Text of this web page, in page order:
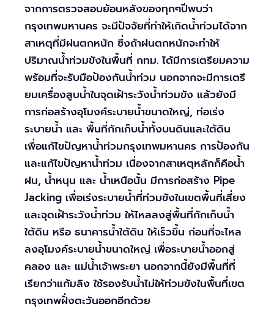
จากการตรวจสอบย้อนหลังของทุกๆปีพบว่า
กรุงเทพมหานคร จะมีปัจจัยที่ทำให้เกิดน้ำท่วมได้จาก
สาเหตุที่มีฝนตกหนัก ซึ่งถ้าฝนตกหนักจะทำให้
ปริมาณน้ำท่วมขังในพื้นที่ กทม. ได้มีการเตรียมความ
พร้อมที่จะรับมือป้องกันน้ำท่วม นอกจากจะมีการเตรี
ยมเครื่องสูบน้ำในจุดเฝ้าระวังน้ำท่วมขัง แล้วยังมี
การก่อสร้างอุโมงค์ระบายน้ำขนาดใหญ่, ท่อเร่ง
ระบายน้ำ และ พื้นที่กักเก็บน้ำทั้งบนดินและใต้ดิน
เพื่อแก้ไขปัญหาน้ำท่วมกรุงเทพมหานคร การป้องกัน
และแก้ไขปัญหาน้ำท่วม เนื่องจากสาเหตุหลักก็คือน้ำ
ฝน, น้ำหนุน และ น้ำเหนือนั้น มีการก่อสร้าง Pipe
Jacking เพื่อเร่งระบายน้ำที่ท่วมขังในเขตพื้นที่เสี่ยง
และจุดเฝ้าระวังน้ำท่วม ให้ไหลลงสู่พื้นที่กักเก็บน้ำ
ใต้ดิน หรือ ธนาคารน้ำใต้ดิน ให้เร็วขึ้น ก่อนที่จะไหล
ลงอุโมงค์ระบายน้ำขนาดใหญ่ เพื่อระบายน้ำออกสู่
คลอง และ แม่น้ำเจ้าพระยา นอกจากนี้ยังมีพื้นที่ที่
เรียกว่าแก้มลิง ใช้รองรับน้ำไม่ให้ท่วมขังในพื้นที่เขต
กรุงเทพฝั่งตะวันออกอีกด้วย